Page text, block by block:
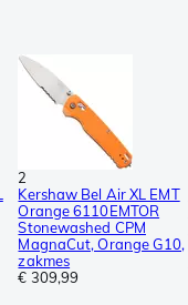
2
Kershaw Bel Air XL EMT
Orange 6110EMTOR
Stonewashed CPM
MagnaCut, Orange G10,
zakmes
€ 309,99